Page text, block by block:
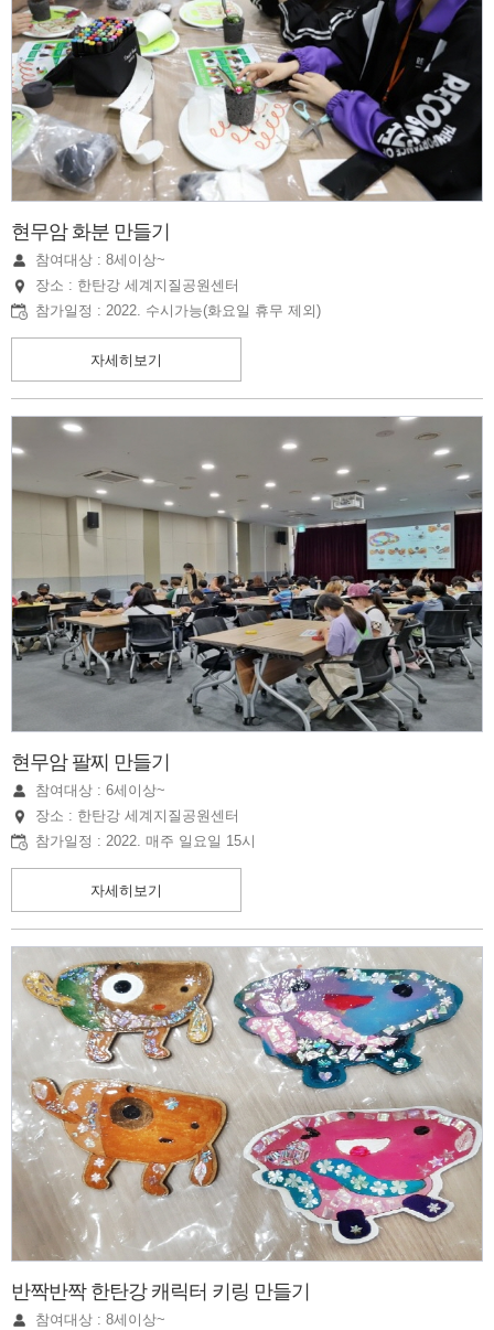
현무암 화분 만들기
참여대상 : 8세이상~
장소 : 한탄강 세계지질공원센터
참가일정 : 2022. 수시가능(화요일 휴무 제외)
자세히보기
현무암 팔찌 만들기
참여대상 : 6세이상~
장소 : 한탄강 세계지질공원센터
참가일정 : 2022. 매주 일요일 15시
자세히보기
반짝반짝 한탄강 캐릭터 키링 만들기
참여대상 : 8세이상~